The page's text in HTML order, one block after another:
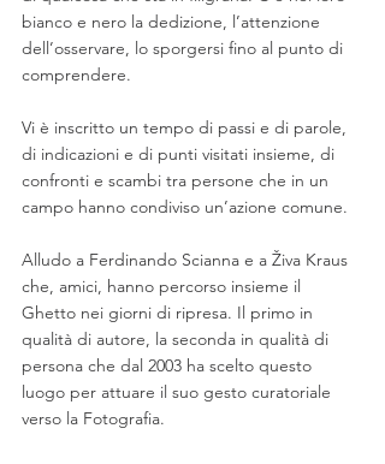
bianco e nero la dedizione, l’attenzione
dell’osservare, lo sporgersi fino al punto di
comprendere.
Vi è inscritto un tempo di passi e di parole,
di indicazioni e di punti visitati insieme, di
confronti e scambi tra persone che in un
campo hanno condiviso un’azione comune.
Alludo a Ferdinando Scianna e a Živa Kraus
che, amici, hanno percorso insieme il
Ghetto nei giorni di ripresa. Il primo in
qualità di autore, la seconda in qualità di
persona che dal 2003 ha scelto questo
luogo per attuare il suo gesto curatoriale
verso la Fotografia.